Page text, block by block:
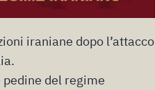
iraniane dopo l’attacco
del regime